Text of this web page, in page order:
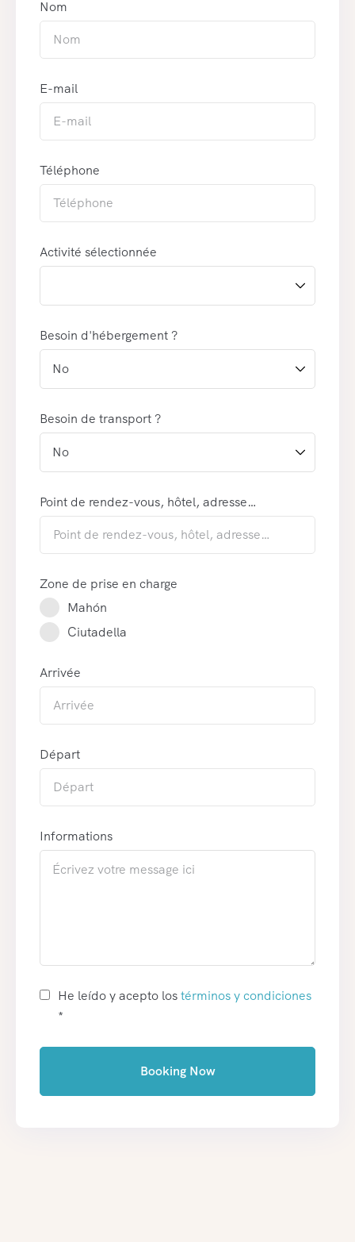
Nom
E-mail
Téléphone
Activité sélectionnée
Besoin d'hébergement ?
Besoin de transport ?
Point de rendez-vous, hôtel, adresse…
Zone de prise en charge
Mahón
Ciutadella
Arrivée
Départ
Informations
He leído y acepto lostérminos y condiciones
*
Booking Now